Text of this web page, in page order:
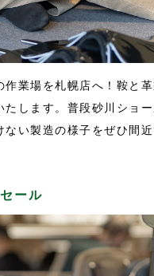
作業場を札幌店へ！鞍と
たします。普段砂川ショ
ない製造の様子をぜひ間
ール